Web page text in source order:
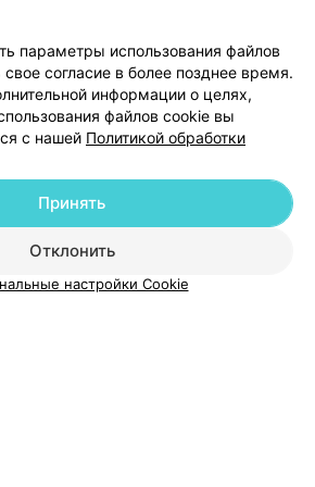
Добавить специалиста
проекта
Размещение рекламы
маркетинг
Публичный договор
соглашение
Способы оплаты
параметры использования файлов
согласие в более позднее время.
информации о целях,
файлов cookie вы
с нашей Политикой обработки
Отклонить
Принять
настройки Cookie